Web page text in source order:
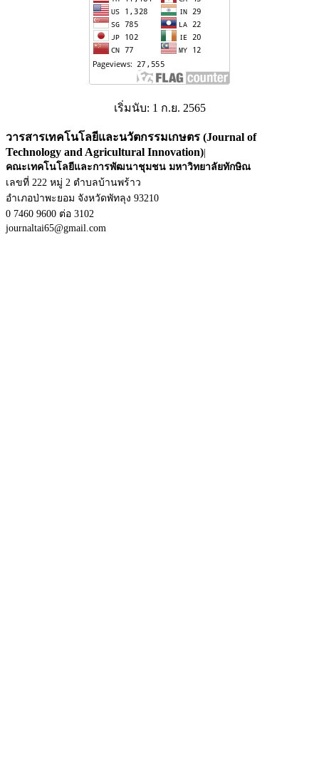
เริ่มนับ: 1 ก.ย. 2565
วารสารเทคโนโลยีและนวัตกรรมเกษตร (Journal of
Technology and Agricultural Innovation)
คณะเทคโนโลยีและการพัฒนาชุมชน มหาวิทยาลัยทักษิณ
เลขที่ 222 หมู่ 2 ตำบลบ้านพร้าว
อำเภอป่าพะยอม จังหวัดพัทลุง 93210
0 7460 9600 ต่อ 3102
journaltai65@gmail.com